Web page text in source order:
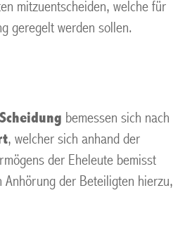
mitzuentscheiden, welche für
geregelt werden sollen.
Scheidung bemessen sich nach
, welcher sich anhand der
der Eheleute bemisst
Anhörung der Beteiligten hierzu,